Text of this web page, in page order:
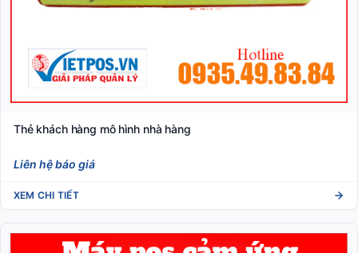
Thẻ khách hàng mô hình nhà hàng
Liên hệ báo giá
XEM CHI TIẾT